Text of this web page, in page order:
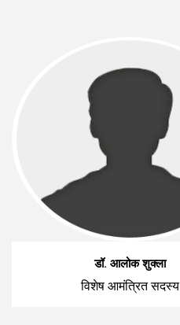
डॉ. आलोक शुक्ला
विशेष आमंत्रित सदस्य